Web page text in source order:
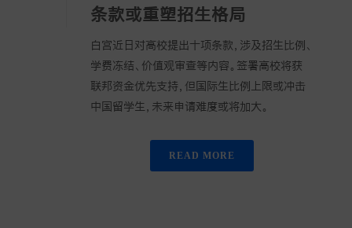
条款或重塑招生格局
白宫近日对高校提出十项条款，涉及招生比例、
学费冻结、价值观审查等内容。签署高校将获
联邦资金优先支持，但国际生比例上限或冲击
中国留学生，未来申请难度或将加大。
READ MORE